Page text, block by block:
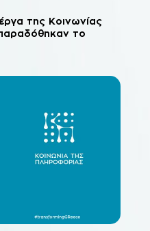
της Κοινωνίας
το